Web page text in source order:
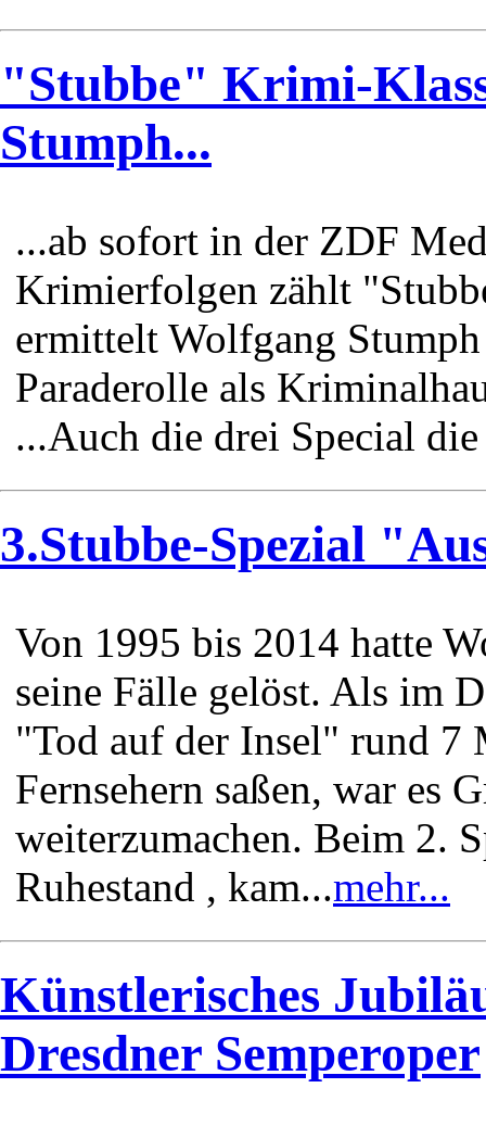
"Stubbe" Krimi-
Stumph...
...ab sofort in der ZDF
Krimierfolgen zählt
ermittelt Wolfgang
Paraderolle als
...Auch die drei Special
3.Stubbe-Spezial
Von 1995 bis 2014 hatte
seine Fälle gelöst. Als im
"Tod auf der Insel" rund 7
Fernsehern saßen, war es
weiterzumachen. Beim 2.
Ruhestand , kam...mehr...
Künstlerisches
Dresdner Semperoper